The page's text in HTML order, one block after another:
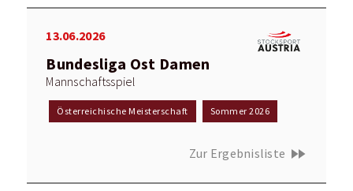
13.06.2026
Bundesliga Ost Damen
Mannschaftsspiel
Österreichische Meisterschaft Sommer 2026
Zur Ergebnisliste fast_forward